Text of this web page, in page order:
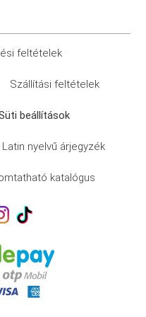
feltételek
Szállítási feltételek
beállítások
Latin nyelvű árjegyzék
katalógus